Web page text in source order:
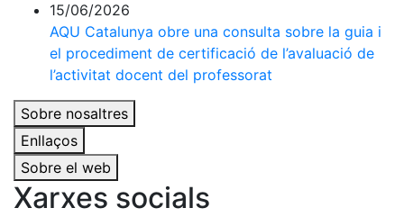
15/06/2026
AQU Catalunya obre una consulta sobre la guia i
el procediment de certificació de l’avaluació de
l’activitat docent del professorat
Sobre nosaltres
Enllaços
Sobre el web
Xarxes socials